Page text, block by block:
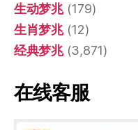
生动梦兆(179)
生肖梦兆(12)
经典梦兆(3,871)
在线客服